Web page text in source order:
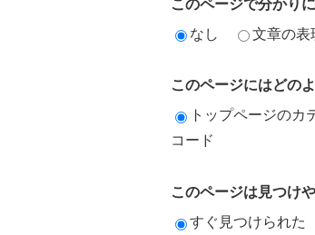
このページで分かり
なし
文章の表
このページにはどの
トップページのカ
コード
このページは見つけ
すぐ見つけられた